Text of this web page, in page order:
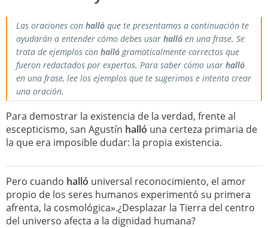
Las oraciones con halló que te presentamos a continuación te
ayudarán a entender cómo debes usar halló en una frase. Se
trata de ejemplos con hallógramaticalmente correctos que
fueron redactados por expertos. Para saber cómo usar halló
en una frase, lee los ejemplos que te sugerimos e intenta crear
una oración.
Para demostrar la existencia de la verdad, frente al
escepticismo, san Agustín halló una certeza primaria de
la que era imposible dudar: la propia existencia.
Pero cuando halló universal reconocimiento, el amor
propio de los seres humanos experimentó su primera
afrenta, la cosmológica».¿Desplazar la Tierra del centro
del universo afecta a la dignidad humana?